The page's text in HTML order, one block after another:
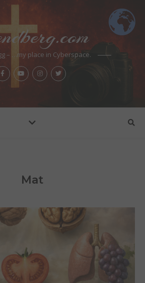
– …my place in Cyberspace.
Mat